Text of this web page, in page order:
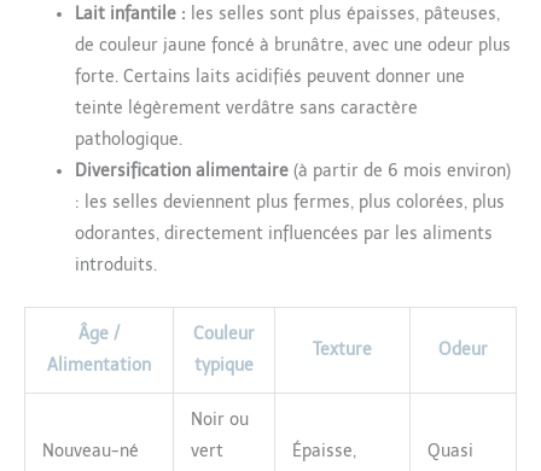
Lait infantile : les selles sont plus épaisses, pâteuses,
de couleur jaune foncé à brunâtre, avec une odeur plus
forte. Certains laits acidifiés peuvent donner une
teinte légèrement verdâtre sans caractère
pathologique.
Diversification alimentaire (à partir de 6 mois environ)
: les selles deviennent plus fermes, plus colorées, plus
odorantes, directement influencées par les aliments
introduits.
Âge /
Alimentation
Couleur
typique
Texture Odeur
Nouveau-né
Noir ou
vert
Épaisse,
Quasi